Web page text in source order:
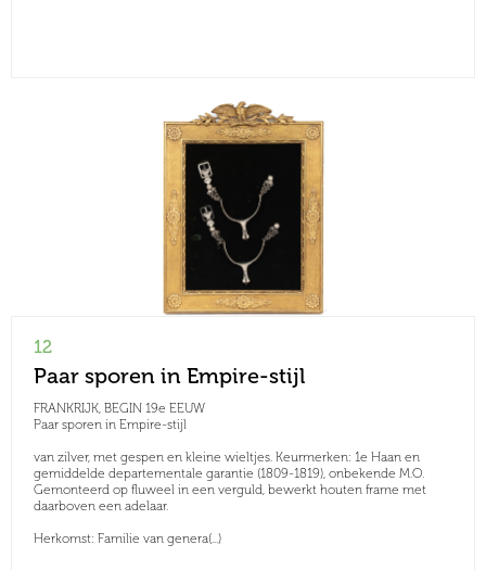
12
Paar sporen in Empire-stijl
FRANKRIJK, BEGIN 19e EEUW
Paar sporen in Empire-stijl
van zilver, met gespen en kleine wieltjes. Keurmerken: 1e Haan en
gemiddelde departementale garantie (1809-1819), onbekende M.O.
Gemonteerd op fluweel in een verguld, bewerkt houten frame met
daarboven een adelaar.
Herkomst: Familie van genera(...)